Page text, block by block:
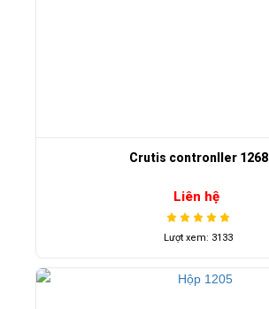
Crutis contronller 1268
Liên hệ
Lượt xem: 3133